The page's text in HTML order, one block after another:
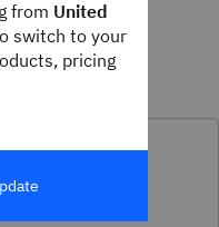
from United
switch to your
pricing